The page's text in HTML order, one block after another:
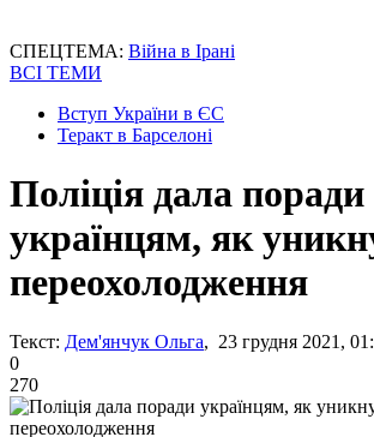
СПЕЦТЕМА: Війна в Ірані
ВСІ ТЕМИ
Вступ України в ЄС
Теракт в Барселоні
Поліція дала поради
українцям, як
переохолодження
Текст: Дем'янчук Ольга, 23 грудня 2021,
0
270